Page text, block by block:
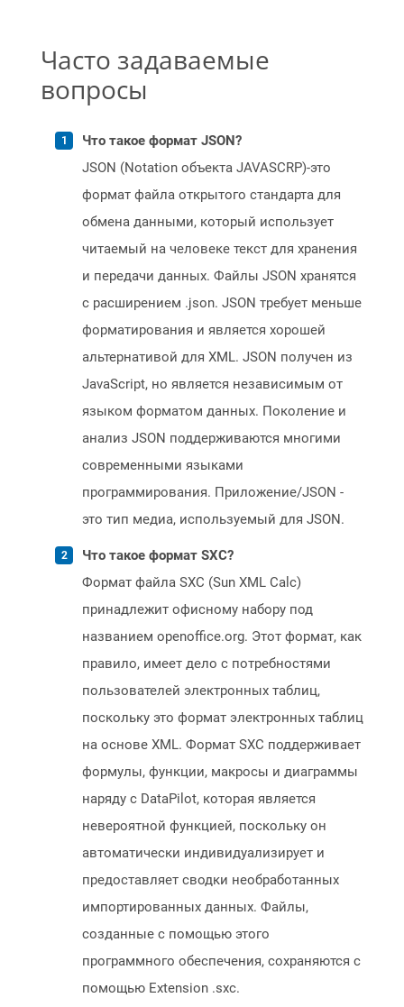
Часто задаваемые
вопросы
Что такое формат JSON?
JSON (Notation объекта JAVASCRP)-это
формат файла открытого стандарта для
обмена данными, который использует
читаемый на человеке текст для хранения
и передачи данных. Файлы JSON хранятся
с расширением .json. JSON требует меньше
форматирования и является хорошей
альтернативой для XML. JSON получен из
JavaScript, но является независимым от
языком форматом данных. Поколение и
анализ JSON поддерживаются многими
современными языками
программирования. Приложение/JSON -
это тип медиа, используемый для JSON.
Что такое формат SXC?
Формат файла SXC (Sun XML Calc)
принадлежит офисному набору под
названием openoffice.org. Этот формат, как
правило, имеет дело с потребностями
пользователей электронных таблиц,
поскольку это формат электронных таблиц
на основе XML. Формат SXC поддерживает
формулы, функции, макросы и диаграммы
наряду с DataPilot, которая является
невероятной функцией, поскольку он
автоматически индивидуализирует и
предоставляет сводки необработанных
импортированных данных. Файлы,
созданные с помощью этого
программного обеспечения, сохраняются с
помощью Extension .sxc.